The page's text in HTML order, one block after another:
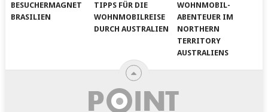
BESUCHERMAGNET
BRASILIEN
TIPPS FÜR DIE
WOHNMOBILREISE
DURCH AUSTRALIEN
WOHNMOBIL-
ABENTEUER IM
NORTHERN
TERRITORY
AUSTRALIENS